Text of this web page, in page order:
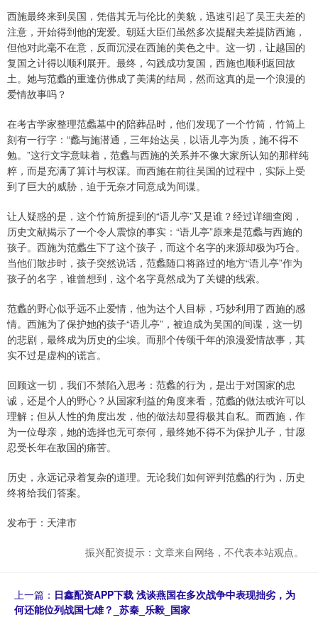
西施最终来到吴国，凭借其无与伦比的美貌，迅速引起了吴王夫差的
注意，开始得到他的宠爱。朝廷大臣们虽然多次提醒夫差提防西施，
但他对此毫不在意，反而沉浸在西施的美色之中。这一切，让越国的
复国之计得以顺利展开。最终，勾践成功复国，西施也顺利返回故
土。她与范蠡的重逢仿佛成了美满的结局，然而这真的是一个浪漫的
爱情故事吗？
在考古学家整理范蠡墓中的陪葬品时，他们发现了一个竹筒，竹筒上
刻有一行字：“蠡与施潜通，三年始达吴，以语儿亭为质，施不得不
勉。”这行文字意味着，范蠡与西施的关系并不像大家所认知的那样纯
粹，而是充满了算计与权谋。而西施在前往吴国的过程中，实际上受
到了巨大的威胁，迫于无奈才同意成为间谍。
让人疑惑的是，这个竹筒所提到的“语儿亭”又是谁？经过详细查阅，
历史文献揭示了一个令人震惊的事实：“语儿亭”原来是范蠡与西施的
孩子。西施为范蠡生下了这个孩子，而这个名字的来源却极为巧合。
当他们散步时，孩子突然说话，范蠡随口将路过的地方“语儿亭”作为
孩子的名字，谁曾想到，这个名字竟然成为了关键的线索。
范蠡的野心似乎远不止爱情，他为达个人目标，巧妙利用了西施的感
情。西施为了保护她的孩子“语儿亭”，被迫成为吴国的间谍，这一切
的悲剧，最终成为历史的尘埃。而那个传颂千年的浪漫爱情故事，其
实不过是虚构的谎言。
回顾这一切，我们不禁陷入思考：范蠡的行为，是出于对国家的忠
诚，还是个人的野心？从国家利益的角度来看，范蠡的做法或许可以
理解；但从人性的角度出发，他的做法却显得极其自私。而西施，作
为一位母亲，她的选择也无可奈何，最终她不得不为保护儿子，甘愿
忍受长年在敌国的痛苦。
历史，永远记录着复杂的道理。无论我们如何评判范蠡的行为，历史
终将给我们答案。
发布于：天津市
振兴配资提示：文章来自网络，不代表本站观点。
上一篇： 日鑫配资APP下载 浅谈燕国在多次战争中表现拙劣，为
何还能位列战国七雄？_苏秦_乐毅_国家